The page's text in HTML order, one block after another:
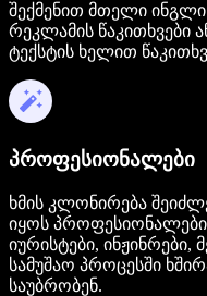
შექმენით მთელი
რეკლამის წაკითხვები
ტექსტის ხელით
პროფესიონალები
ხმის კლონირება
იყოს
იურისტები, ინჟინრები,
სამუშაო პროცესში
საუბრობენ.